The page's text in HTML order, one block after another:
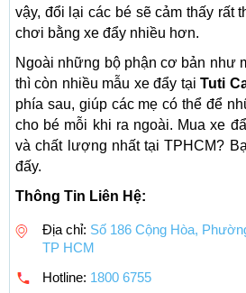
vậy, đổi lại các bé sẽ cảm thấy rất
chơi bằng xe đẩy nhiều hơn.
Ngoài những bộ phận cơ bản như
thì còn nhiều mẫu xe đẩy tạiTuti
phía sau, giúp các mẹ có thể để
cho bé mỗi khi ra ngoài. Mua xe
và chất lượng nhất tại TPHCM?
đấy.
Thông Tin Liên Hệ:
Địa chỉ: Số 186 Cộng Hòa,
TP HCM
Hotline: 1800 6755